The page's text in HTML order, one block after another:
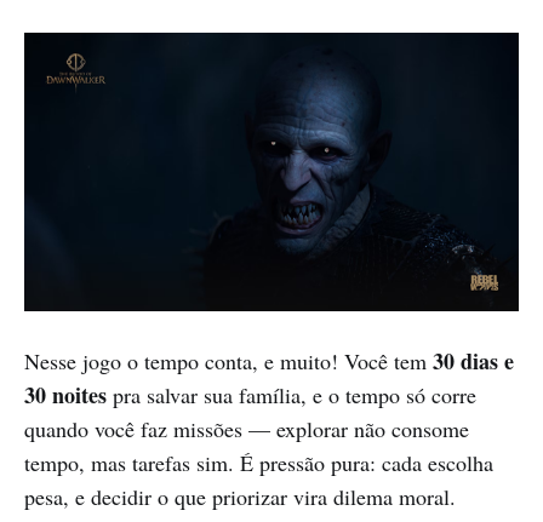
Nesse jogo o tempo conta, e muito! Você tem 30 dias e
30 noites pra salvar sua família, e o tempo só corre
quando você faz missões — explorar não consome
tempo, mas tarefas sim. É pressão pura: cada escolha
pesa, e decidir o que priorizar vira dilema moral.